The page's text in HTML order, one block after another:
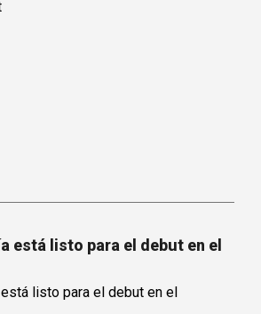
está listo para el debut en el